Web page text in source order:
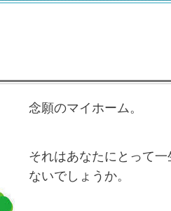
念願のマイホーム。
それはあなたにとって
ないでしょうか。